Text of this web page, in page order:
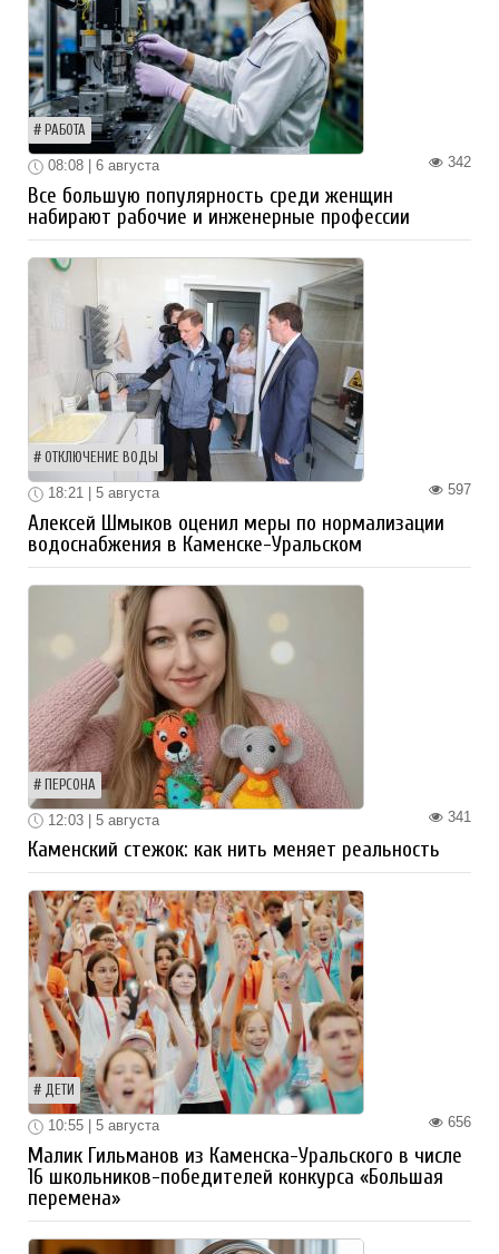
РАБОТА
342
08:08 | 6 августа
Все большую популярность среди женщин
набирают рабочие и инженерные профессии
ОТКЛЮЧЕНИЕ ВОДЫ
597
18:21 | 5 августа
Алексей Шмыков оценил меры по нормализации
водоснабжения в Каменске-Уральском
ПЕРСОНА
341
12:03 | 5 августа
Каменский стежок: как нить меняет реальность
ДЕТИ
656
10:55 | 5 августа
Малик Гильманов из Каменска-Уральского в числе
16 школьников-победителей конкурса «Большая
перемена»